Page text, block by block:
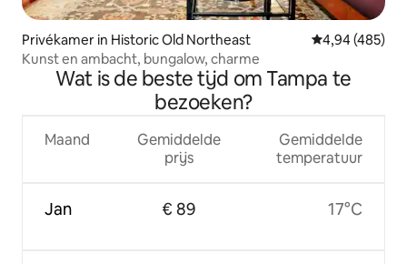
Privékamer in Historic Old Northeast Gemiddelde
4,94 (485)
Kunst en ambacht, bungalow, charme
Wat is de beste tijd om Tampa te
bezoeken?
Maand
Jan
Gemiddelde
prijs
€ 89
Gemiddelde
temperatuur
17°C